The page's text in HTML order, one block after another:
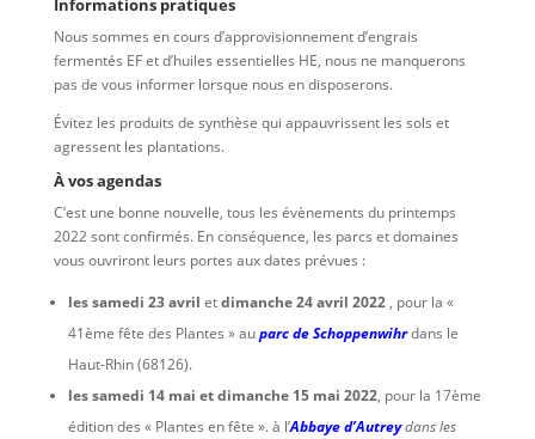
Informations pratiques
Nous sommes en cours d’approvisionnement d’engrais
fermentés EF et d’huiles essentielles HE, nous ne manquerons
pas de vous informer lorsque nous en disposerons.
Évitez les produits de synthèse qui appauvrissent les sols et
agressent les plantations.
À vos agendas
C’est une bonne nouvelle, tous les évènements du printemps
2022 sont confirmés. En conséquence, les parcs et domaines
vous ouvriront leurs portes aux dates prévues :
les samedi 23 avril etdimanche 24 avril 2022 , pour la «
41ème fête des Plantes » auparc de Schoppenwihrdans le
Haut-Rhin (68126).
les samedi 14 mai et dimanche 15 mai 2022, pour la 17ème
édition des « Plantes en fête ». à l’Abbaye d’Autreydans les